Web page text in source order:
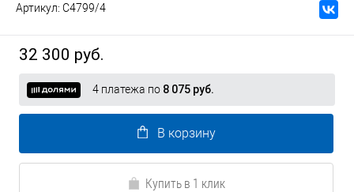
Артикул: C4799/4
32 300 руб.
4 платежа по 8 075 руб.
В корзину
Купить в 1 клик